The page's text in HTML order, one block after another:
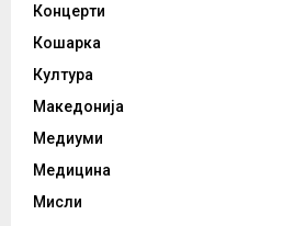
Концерти
Кошарка
Култура
Македонија
Медиуми
Медицина
Мисли